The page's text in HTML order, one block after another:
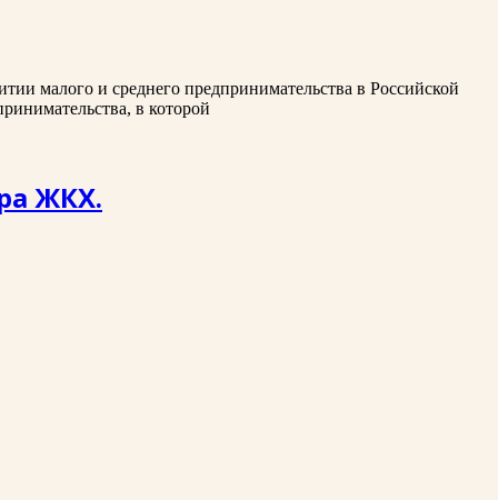
малого и среднего предпринимательства в Российской
в которой
ЖКХ.